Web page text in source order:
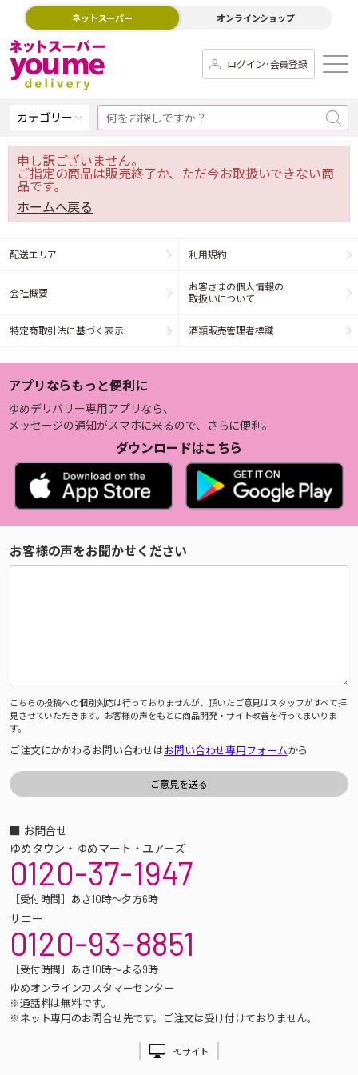
ネットスーパー オンラインショップ
ログイン･会員登録
カテゴリー
申し訳ございません。
ご指定の商品は販売終了か、ただ今お取扱いできない商
品です。
ホームへ戻る
配送エリア 利用規約
会社概要
お客さまの個人情報の
取扱いについて
特定商取引法に基づく表示 酒類販売管理者標識
アプリならもっと便利に
ゆめデリバリー専用アプリなら、
メッセージの通知がスマホに来るので、さらに便利。
ダウンロードはこちら
お客様の声をお聞かせください
こちらの投稿への個別対応は行っておりませんが、頂いたご意見はスタッフがすべて拝
見させていただきます。お客様の声をもとに商品開発・サイト改善を行ってまいりま
す。
ご注文にかかわるお問い合わせはお問い合わせ専用フォームから
■ お問合せ
ゆめタウン・ゆめマート・ユアーズ
0120-37-1947
［受付時間］あさ10時～夕方6時
サニー
0120-93-8851
［受付時間］あさ10時～よる9時
ゆめオンラインカスタマーセンター
※通話料は無料です。
※ネット専用のお問合せ先です。ご注文は受け付けておりません。
PCサイト